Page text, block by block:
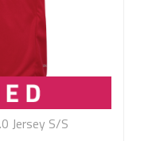
Jersey S/S